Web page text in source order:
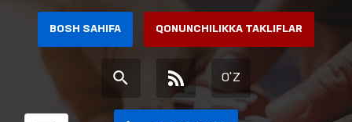
BOSH SAHIFA QONUNCHILIKKA TAKLIFLAR
O'Z